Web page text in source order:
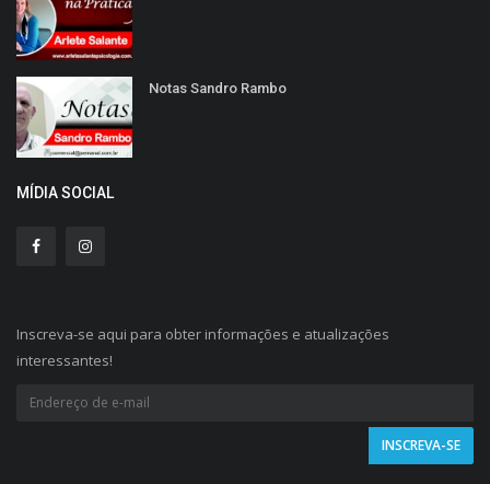
Notas Sandro Rambo
MÍDIA SOCIAL
Inscreva-se aqui para obter informações e atualizações
interessantes!